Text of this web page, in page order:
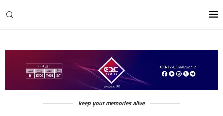
keep your memories alive